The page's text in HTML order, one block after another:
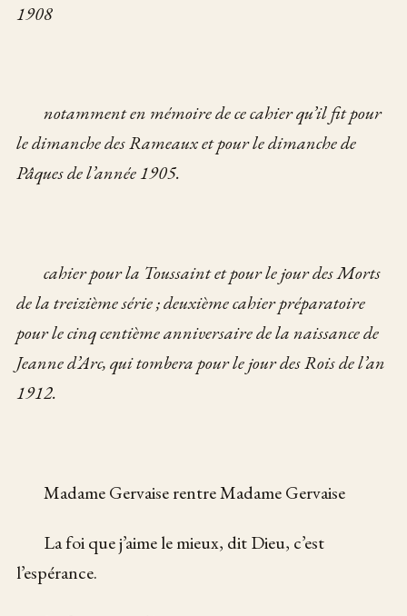
1908
notamment en mémoirede ce cahier qu’il fitpour
le dimanche des Rameauxet pour le dimanche de
Pâquesde l’année 1905.
cahier pour la Toussaintet pour le jour des Morts
de la treizième série ;deuxième cahier préparatoire
pour le cinq centième anniversairede la naissance de
Jeanne d’Arc, qui tombera pour le jour des Roisde l’an
1912.
Madame Gervaise rentre Madame Gervaise
La foi que j’aime le mieux, dit Dieu, c’est
l’espérance.